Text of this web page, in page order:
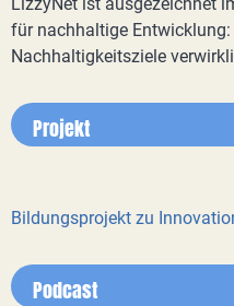
für nachhaltige
Nachhaltigkeitsziele
Projekt
Bildungsprojekt zu
Podcast